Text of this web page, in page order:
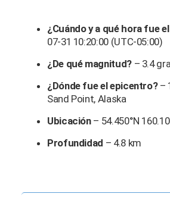
¿Cuándo y a qué hora fue
07-31 10:20:00 (UTC-05:00)
¿De qué magnitud? – 3.4
¿Dónde fue el epicentro? –
Sand Point, Alaska
Ubicación– 54.450°N
Profundidad – 4.8 km